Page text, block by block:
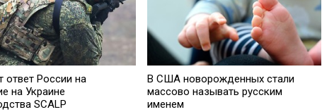
ответ России на
на Украине
SCALP
В США новорожденных стали
массово называть русским
именем